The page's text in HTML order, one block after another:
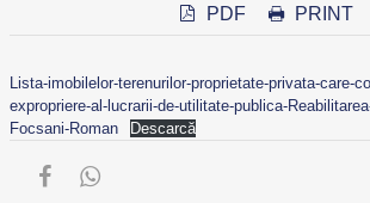
PDF PRINT
Lista-imobilelor-terenurilor-proprietate-privata-care-
expropriere-al-lucrarii-de-utilitate-publica-
Focsani-Roman
Descarcă